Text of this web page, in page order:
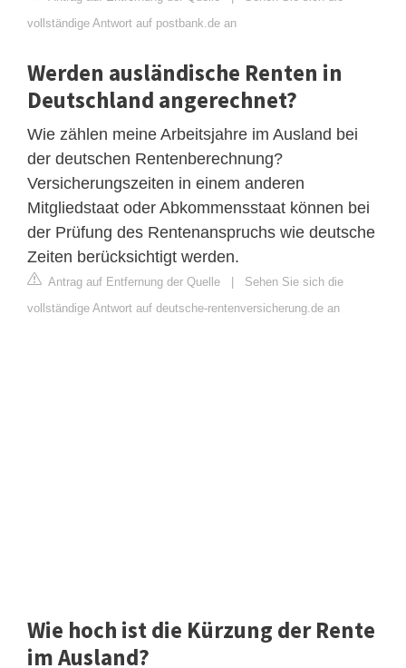
vollständige Antwort auf postbank.de an
Werden ausländische Renten in
Deutschland angerechnet?
Wie zählen meine Arbeitsjahre im Ausland bei
der deutschen Rentenberechnung?
Versicherungszeiten in einem anderen
Mitgliedstaat oder Abkommensstaat können bei
der Prüfung des Rentenanspruchs wie deutsche
Zeiten berücksichtigt werden.
Antrag auf Entfernung der Quelle | Sehen Sie sich die
vollständige Antwort auf deutsche-rentenversicherung.de an
Wie hoch ist die Kürzung der Rente
im Ausland?